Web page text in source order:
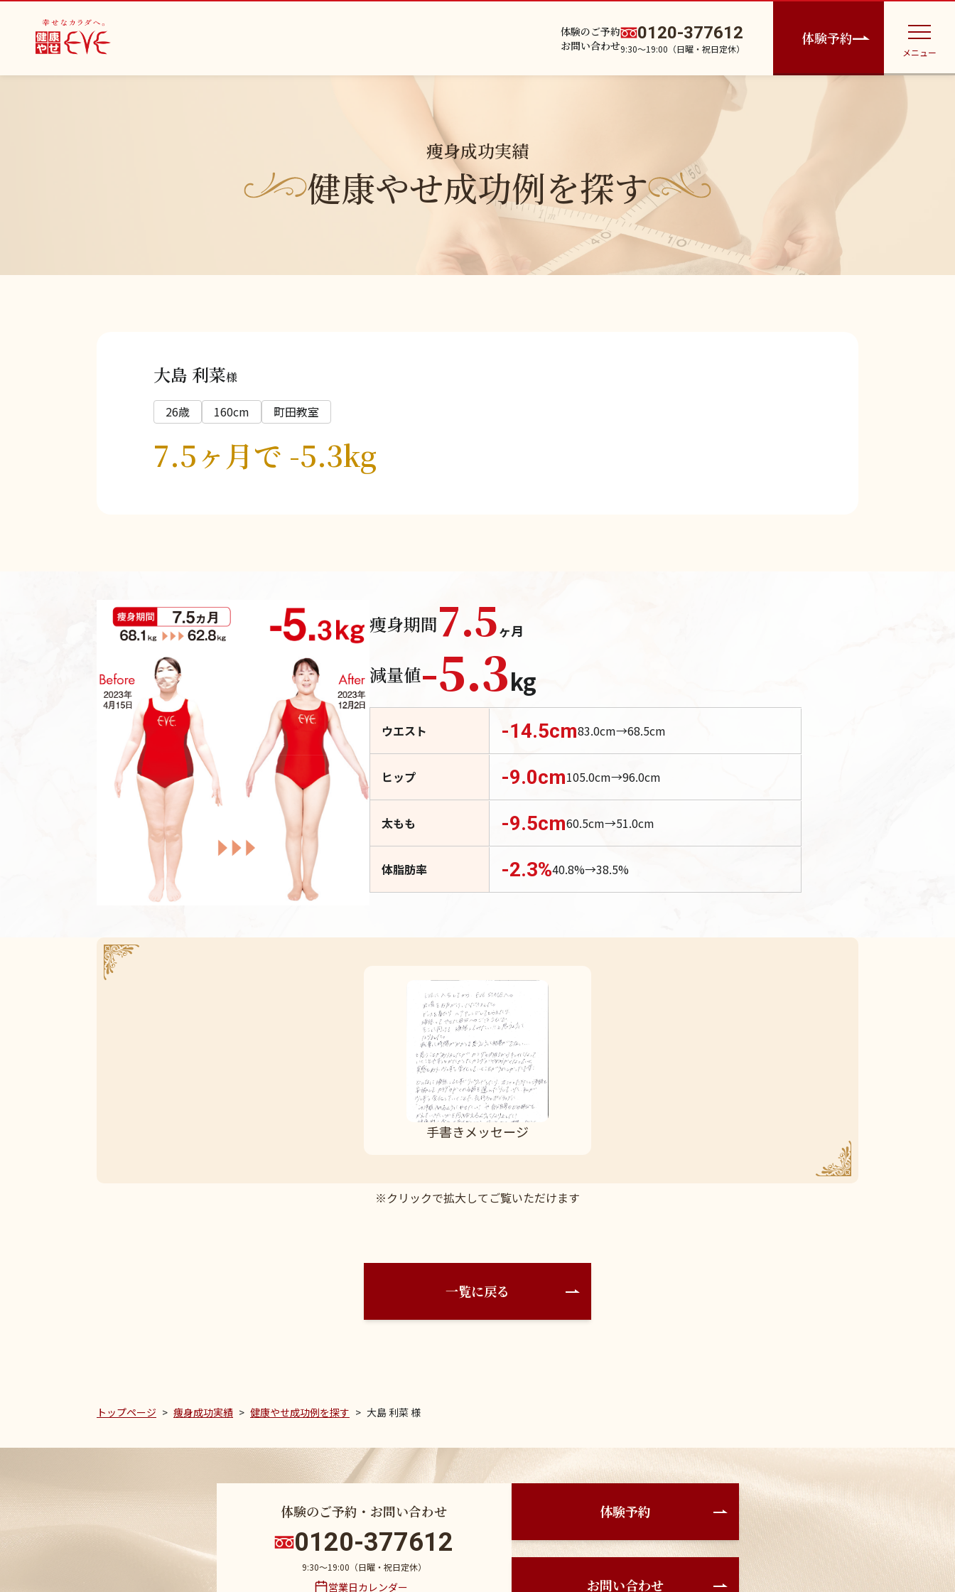
体験のご予約
お問い合わせ
0120-377612
9:30〜19:00（日曜・祝日定休）
体験予約
メニュー
痩身成功実績
健康やせ成功例を探す
大島 利菜様
26歳 160cm 町田教室
7.5ヶ月で -5.3kg
痩身期間7.5ヶ月
減量値-5.3kg
ウエスト -14.5cm83.0cm→68.5cm
ヒップ -9.0cm105.0cm→96.0cm
太もも -9.5cm60.5cm→51.0cm
体脂肪率 -2.3%40.8%→38.5%
手書きメッセージ
※クリックで拡大してご覧いただけます
一覧に戻る
トップページ 痩身成功実績 健康やせ成功例を探す 大島 利菜 様
体験のご予約・お問い合わせ
0120-377612
9:30〜19:00（日曜・祝日定休）
営業日カレンダー
体験予約
お問い合わせ